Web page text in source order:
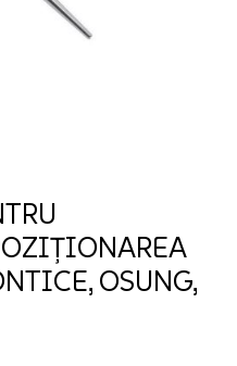
OSUNG,